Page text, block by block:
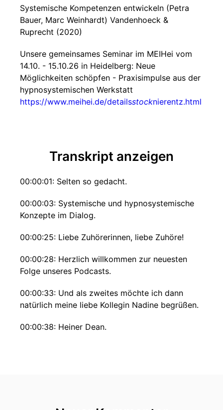
Systemische Kompetenzen entwickeln (Petra
Bauer, Marc Weinhardt) Vandenhoeck &
Ruprecht (2020)
Unsere gemeinsames Seminar im MEIHei vom
14.10. - 15.10.26 in Heidelberg: Neue
Möglichkeiten schöpfen - Praxisimpulse aus der
hypnosystemischen Werkstatt
https://www.meihei.de/detailsstocknierentz.html
Transkript anzeigen
00:00:01: Selten so gedacht.
00:00:03: Systemische und hypnosystemische
Konzepte im Dialog.
00:00:25: Liebe Zuhörerinnen, liebe Zuhöre!
00:00:28: Herzlich willkommen zur neuesten
Folge unseres Podcasts.
00:00:33: Und als zweites möchte ich dann
natürlich meine liebe Kollegin Nadine begrüßen.
00:00:38: Heiner Dean.